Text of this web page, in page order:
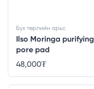
Ilso Moringa purifying
pore pad
Бүх төрлийн арьс
48,000₮